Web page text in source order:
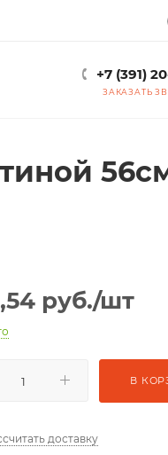
+7 (391)
ЗАКАЗАТЬ
руб./шт
В
доставку